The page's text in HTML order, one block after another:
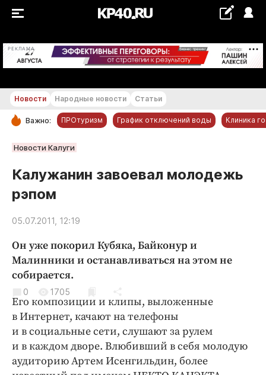
РЕКЛАМА +21...+22 °С
РУБРИКИ
Новости компаний
Статьи
Народные новости
Авто и транспорт
Благоустройство
Криминал
Культура
Недвижимость и ЖКХ
Образование
Общество
Погода
Новости Народные новости Статьи
Важно: ПРОтуризм График отключений воды Клиника
Новости Калуги
Калужанин завоевал молодежь
рэпом
05.07.2011, 12:19
Он уже покорил Кубяка, Байконур и
Малинники и останавливаться на этом не
собирается.
0 1705
Его композиции и клипы, выложенные
в Интернет, качают на телефоны
и в социальные сети, слушают за рулем
и в каждом дворе. Влюбивший в себя молодую
аудиторию Артем Исенгильдин, более